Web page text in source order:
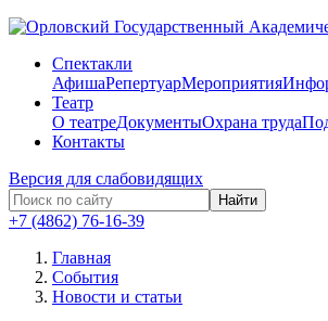
Спектакли
АфишаРепертуарМероприятия
Театр
О театреДокументыОхрана труда
Контакты
Версия для слабовидящих
Найти
+7 (4862) 76-16-39
Главная
События
Новости и статьи